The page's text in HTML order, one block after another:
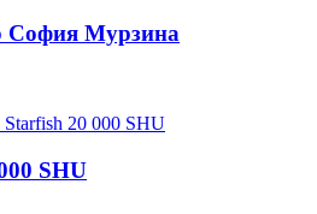
София Мурзина
SHU